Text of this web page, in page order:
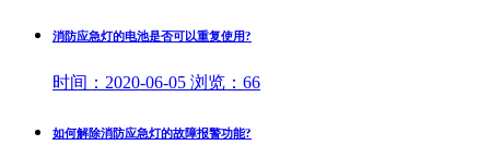
消防应急灯的电池是否可以重复使用?
时间： 2020-06-05 浏览： 66
如何解除消防应急灯的故障报警功能?